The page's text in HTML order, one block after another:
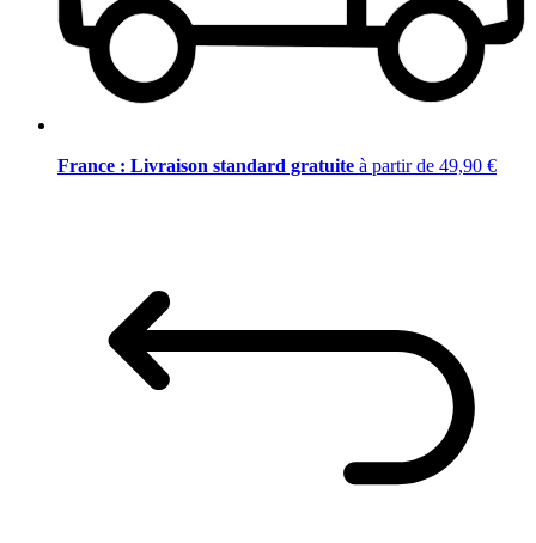
France : Livraison standard gratuite à partir de 49,90 €